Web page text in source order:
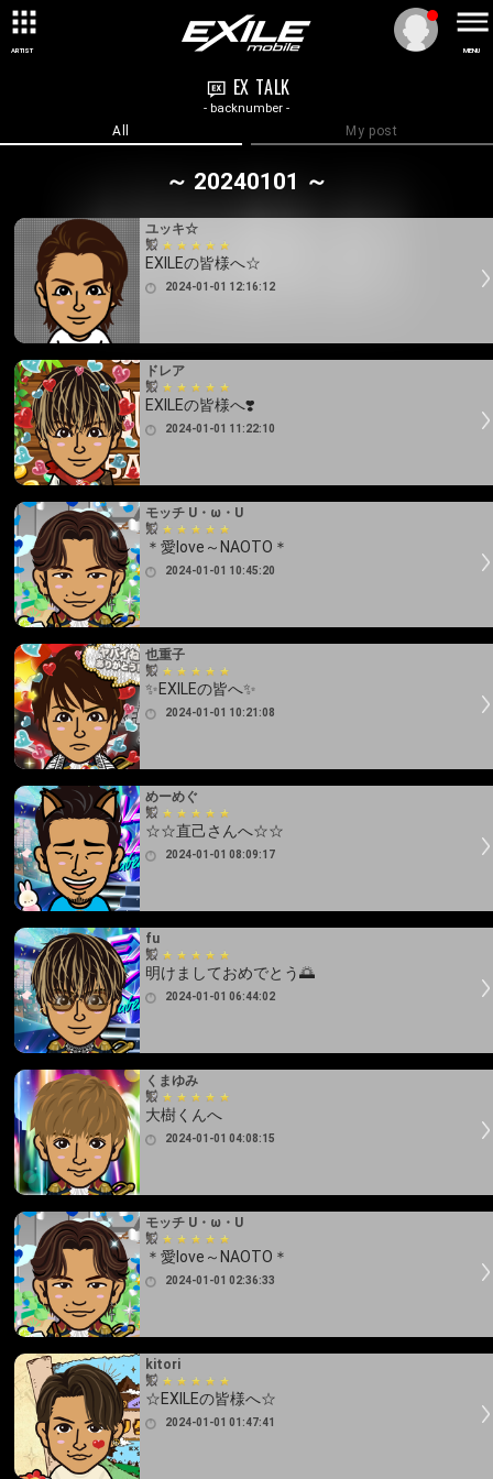
ARTIST MENU
EX TALK
- backnumber -
All My post
～ 20240101 ～
ユッキ☆
EXILEの皆様へ☆
2024-01-01 12:16:12
ドレア
EXILEの皆様へ❣️
2024-01-01 11:22:10
モッチ U・ω・U
＊愛love～NAOTO＊
2024-01-01 10:45:20
也重子
✨EXILEの皆へ✨
2024-01-01 10:21:08
めーめぐ
☆☆直己さんへ☆☆
2024-01-01 08:09:17
fu
明けましておめでとう🌅
2024-01-01 06:44:02
くまゆみ
大樹くんへ
2024-01-01 04:08:15
モッチ U・ω・U
＊愛love～NAOTO＊
2024-01-01 02:36:33
kitori
☆EXILEの皆様へ☆
2024-01-01 01:47:41